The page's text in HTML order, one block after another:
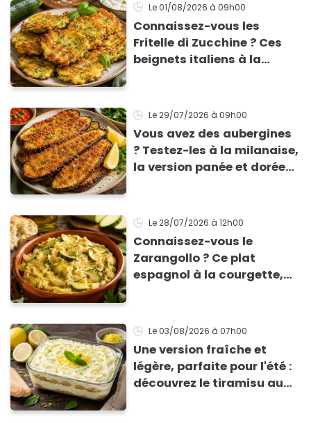
Le 01/08/2026 à 09h00
Connaissez-vous les
Fritelle di Zucchine ? Ces
beignets italiens à la
Le 29/07/2026 à 09h00
Vous avez des aubergines
? Testez-les à la milanaise,
la version panée et dorée
Le 28/07/2026 à 12h00
Connaissez-vous le
Zarangollo ? Ce plat
espagnol à la courgette,
Le 03/08/2026 à 07h00
Une version fraîche et
légère, parfaite pour l'été :
découvrez le tiramisu au